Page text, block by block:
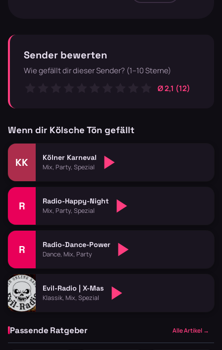
Sender bewerten
Wie gefällt dir dieser Sender? (1–10 Sterne)
Ø 2,1 (12)
Wenn dir Kölsche Tön gefällt
KK Kölner Karneval
Mix, Party, Spezial
R Radio-Happy-Night
Mix, Party, Spezial
R Radio-Dance-Power
Dance, Mix, Party
Evil-Radio | X-Mas
Klassik, Mix, Spezial
Passende Ratgeber Alle Artikel →